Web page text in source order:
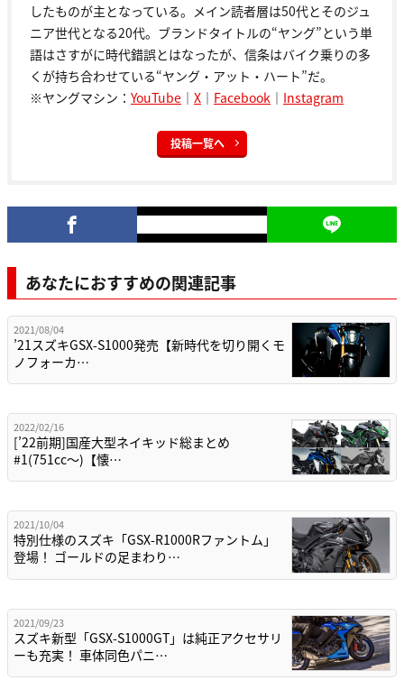
したものが主となっている。メイン読者層は50代とそのジュ
ニア世代となる20代。ブランドタイトルの“ヤング”という単
語はさすがに時代錯誤とはなったが、信条はバイク乗りの多
くが持ち合わせている“ヤング・アット・ハート”だ。
※ヤングマシン： YouTube ｜ X ｜ Facebook ｜ Instagram
投稿一覧へ
あなたにおすすめの関連記事
2021/08/04
’21スズキGSX-S1000発売【新時代を切り開くモ
ノフォーカ…
2022/02/16
[’22前期]国産大型ネイキッド総まとめ
#1(751cc〜)【懐…
2021/10/04
特別仕様のスズキ「GSX-R1000Rファントム」
登場！ ゴールドの足まわり…
2021/09/23
スズキ新型「GSX-S1000GT」は純正アクセサリ
ーも充実！ 車体同色パニ…